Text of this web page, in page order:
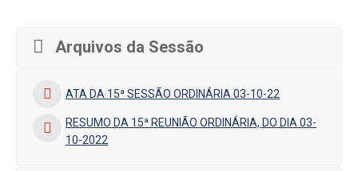
Arquivos da Sessão
ATA DA 15ª SESSÃO ORDINÁRIA 03-10-22
RESUMO DA 15ª REUNIÃO ORDINÁRIA, DO DIA 03-
10-2022